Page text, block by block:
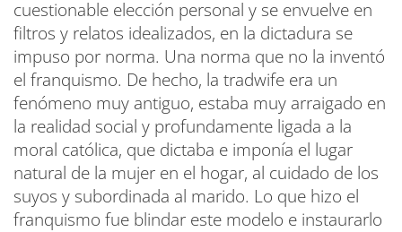
cuestionable elección personal y se envuelve en
filtros y relatos idealizados, en la dictadura se
impuso por norma. Una norma que no la inventó
el franquismo. De hecho, la tradwife era un
fenómeno muy antiguo, estaba muy arraigado en
la realidad social y profundamente ligada a la
moral católica, que dictaba e imponía el lugar
natural de la mujer en el hogar, al cuidado de los
suyos y subordinada al marido. Lo que hizo el
franquismo fue blindar este modelo e instaurarlo